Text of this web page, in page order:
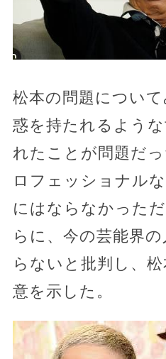
松本の問題につい
惑を持たれるよう
れたことが問題だ
ロフェッショナル
にはならなかった
らに、今の芸能界
らないと批判し、
意を示した。